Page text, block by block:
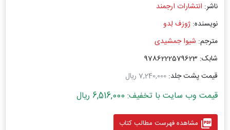
ناشر: انتشارات ارجمند
نویسنده: ژوزف لِدو
مترجم: شیوا جمشیدی
شابک: 9786222579623
قیمت پشت جلد: 7,240,000 ریال
قیمت وب سایت با تخفیف: 6,516,000 ریال
picture_as_pdf مشاهده فهرست مطالب کتاب